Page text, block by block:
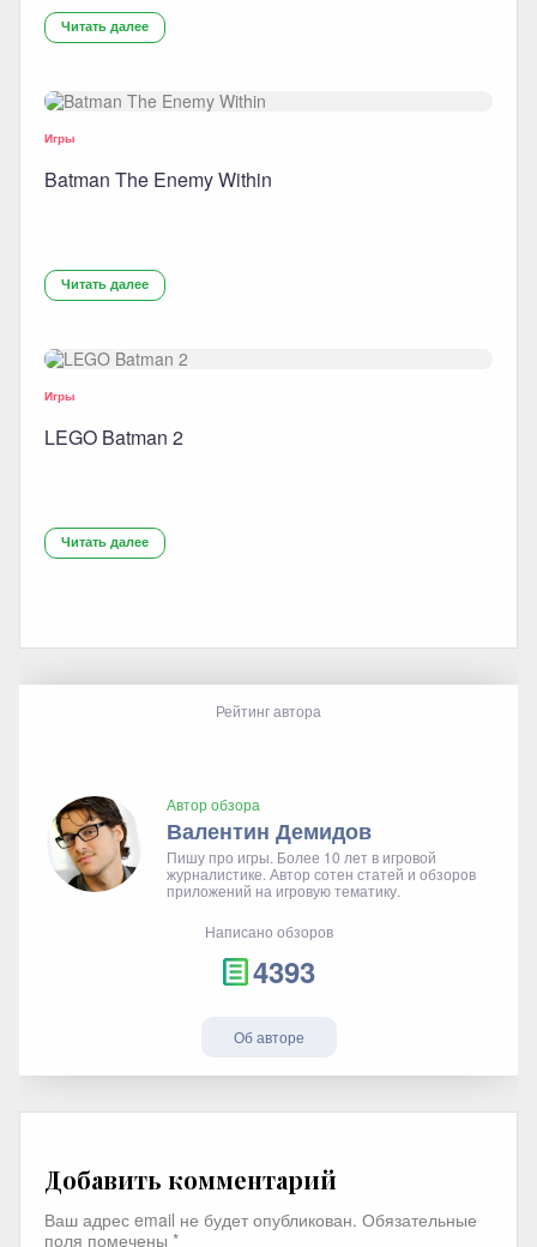
Читать далее
Игры
Batman The Enemy Within
Читать далее
Игры
LEGO Batman 2
Читать далее
Рейтинг автора
Автор обзора
Валентин Демидов
Пишу про игры. Более 10 лет в игровой
журналистике. Автор сотен статей и обзоров
приложений на игровую тематику.
Написано обзоров
4393
Об авторе
Добавить комментарий
Ваш адрес email не будет опубликован. Обязательные
поля помечены *